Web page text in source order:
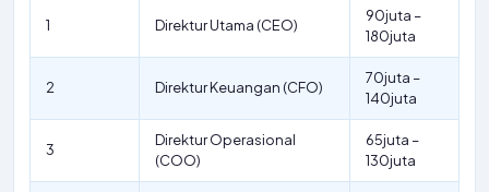
1 Direktur Utama (CEO)
90juta –
180juta
2 Direktur Keuangan (CFO)
70juta –
140juta
3
Direktur Operasional
(COO)
65juta –
130juta